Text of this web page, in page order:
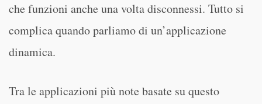
che funzioni anche una volta disconnessi. Tutto si
complica quando parliamo di un’applicazione
dinamica.
Tra le applicazioni più note basate su questo